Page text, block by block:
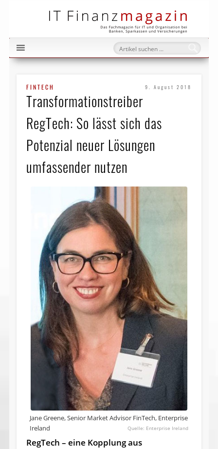
FINTECH 9. August 2018
Transformationstreiber
RegTech: So lässt sich das
Potenzial neuer Lösungen
umfassender nutzen
Jane Greene, Senior Market Advisor FinTech, Enterprise
Ireland
Enterprise Ireland
RegTech – eine Kopplung aus